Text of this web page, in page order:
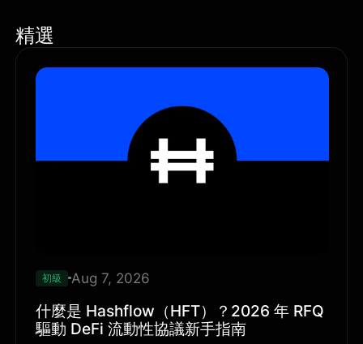
精選
初級 Aug 7, 2026
什麼是 Hashflow（HFT）？2026 年 RFQ
驅動 DeFi 流動性協議新手指南